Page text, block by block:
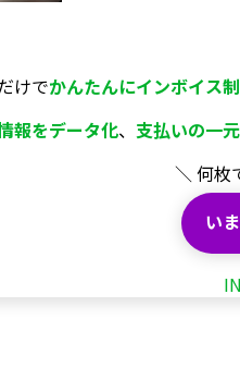
けでかんたんにインボイス
報をデータ化、 支払いの一
＼ 何枚
い